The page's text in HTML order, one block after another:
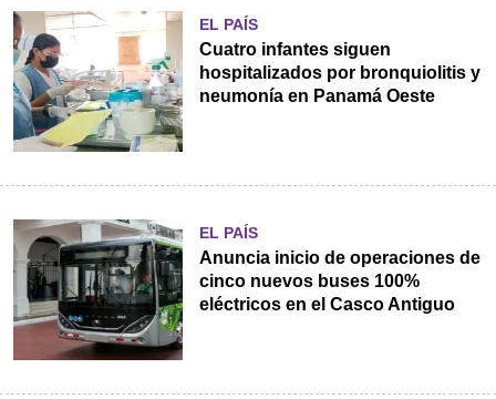
EL PAÍS
Cuatro infantes siguen
hospitalizados por bronquiolitis y
neumonía en Panamá Oeste
EL PAÍS
Anuncia inicio de operaciones de
cinco nuevos buses 100%
eléctricos en el Casco Antiguo